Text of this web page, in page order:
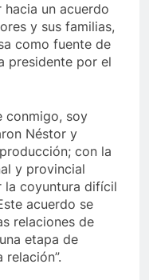
un acuerdo
y sus familias,
como fuente de
presidente por el
conmigo, soy
Néstor y
con la
y provincial
la coyuntura difícil
acuerdo se
relaciones de
etapa de